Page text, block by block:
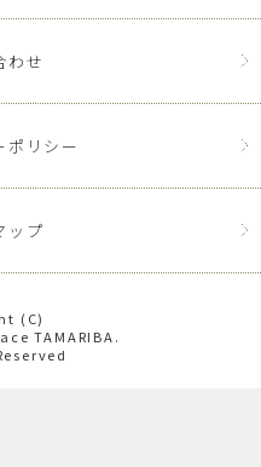
わせ
ポリシー
ップ
(C)
TAMARIBA.